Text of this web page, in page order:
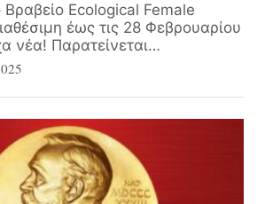
Βραβείο Ecological Female
έως τις 28 Φεβρουαρίου
νέα! Παρατείνεται…